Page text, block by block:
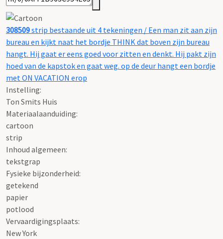
308509strip bestaande uit 4 tekeningen / Een man zit aan zijn
bureau en kijkt naat het bordje THINK dat boven zijn bureau
hangt. Hij gaat er eens goed voor zitten en denkt. Hij pakt zijn
hoed van de kapstok en gaat weg. op de deur hangt een bordje
met ON VACATION erop
Instelling:
Ton Smits Huis
Materiaalaanduiding:
cartoon
strip
Inhoud algemeen:
tekstgrap
Fysieke bijzonderheid:
getekend
papier
potlood
Vervaardigingsplaats:
New York